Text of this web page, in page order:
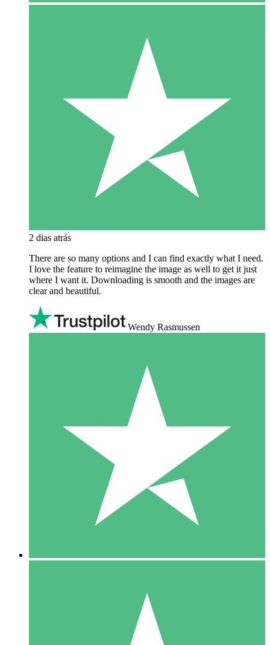
2 dias atrás
There are so many options and I can find exactly what I need.
I love the feature to reimagine the image as well to get it just
where I want it. Downloading is smooth and the images are
clear and beautiful.
Wendy Rasmussen